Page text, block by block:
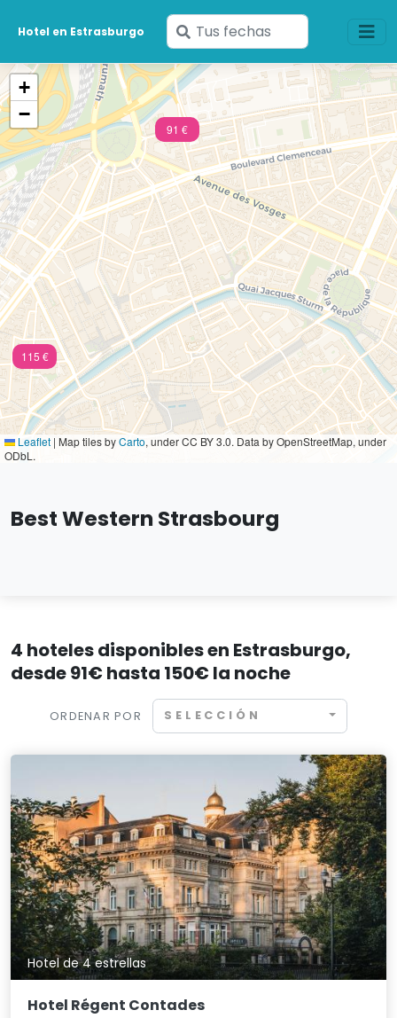
Hotel en Estrasburgo
Ingresa
tus
fechas
115 €
91 €
+
−
Leaflet | Map tiles byCarto, under CC BY 3.0. Data by OpenStreetMap, under
ODbL.
Best Western Strasbourg
4 hoteles disponibles en Estrasburgo,
desde 91€ hasta 150€ la noche
ORDENAR POR SELECCIÓN
Hotel de 4 estrellas
Hotel Régent Contades